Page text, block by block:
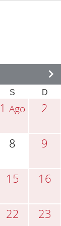
S D
1Ago 2
8 9
15 16
22 23